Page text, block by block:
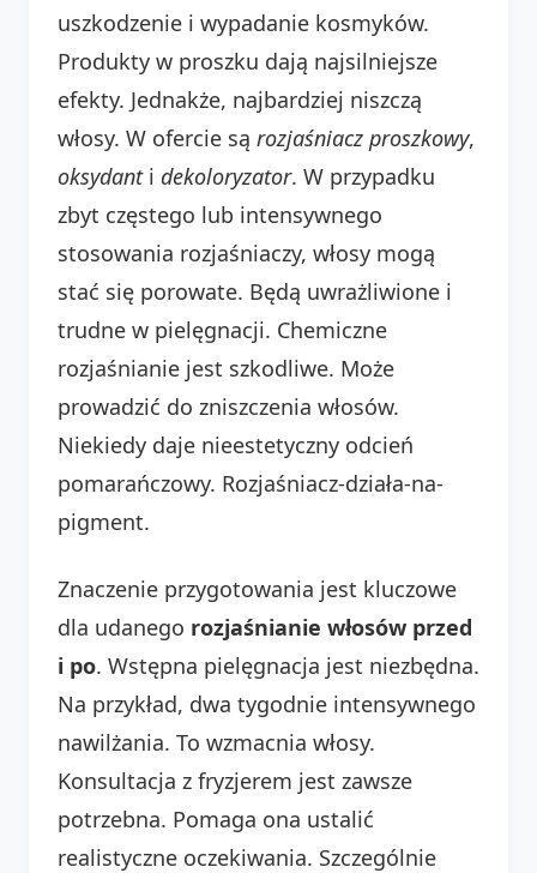
uszkodzenie i wypadanie kosmyków.
Produkty w proszku dają najsilniejsze
efekty. Jednakże, najbardziej niszczą
włosy. W ofercie są rozjaśniacz proszkowy,
oksydanti dekoloryzator. W przypadku
zbyt częstego lub intensywnego
stosowania rozjaśniaczy, włosy mogą
stać się porowate. Będą uwrażliwione i
trudne w pielęgnacji. Chemiczne
rozjaśnianie jest szkodliwe. Może
prowadzić do zniszczenia włosów.
Niekiedy daje nieestetyczny odcień
pomarańczowy. Rozjaśniacz-działa-na-
pigment.
Znaczenie przygotowania jest kluczowe
dla udanego rozjaśnianie włosów przed
i po. Wstępna pielęgnacja jest niezbędna.
Na przykład, dwa tygodnie intensywnego
nawilżania. To wzmacnia włosy.
Konsultacja z fryzjerem jest zawsze
potrzebna. Pomaga ona ustalić
realistyczne oczekiwania. Szczególnie